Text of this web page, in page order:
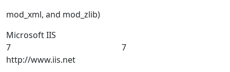
mod_xml, and mod_zlib)
Microsoft IIS
7 7
http://www.iis.net